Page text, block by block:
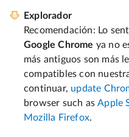
Explorador
Recomendación: Lo
Google Chrome ya no
más antiguos son más
compatibles con
continuar, update
browser such asApple
Mozilla Firefox.